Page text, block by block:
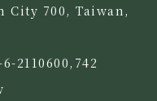
City 700, Taiwan,
2110600,742